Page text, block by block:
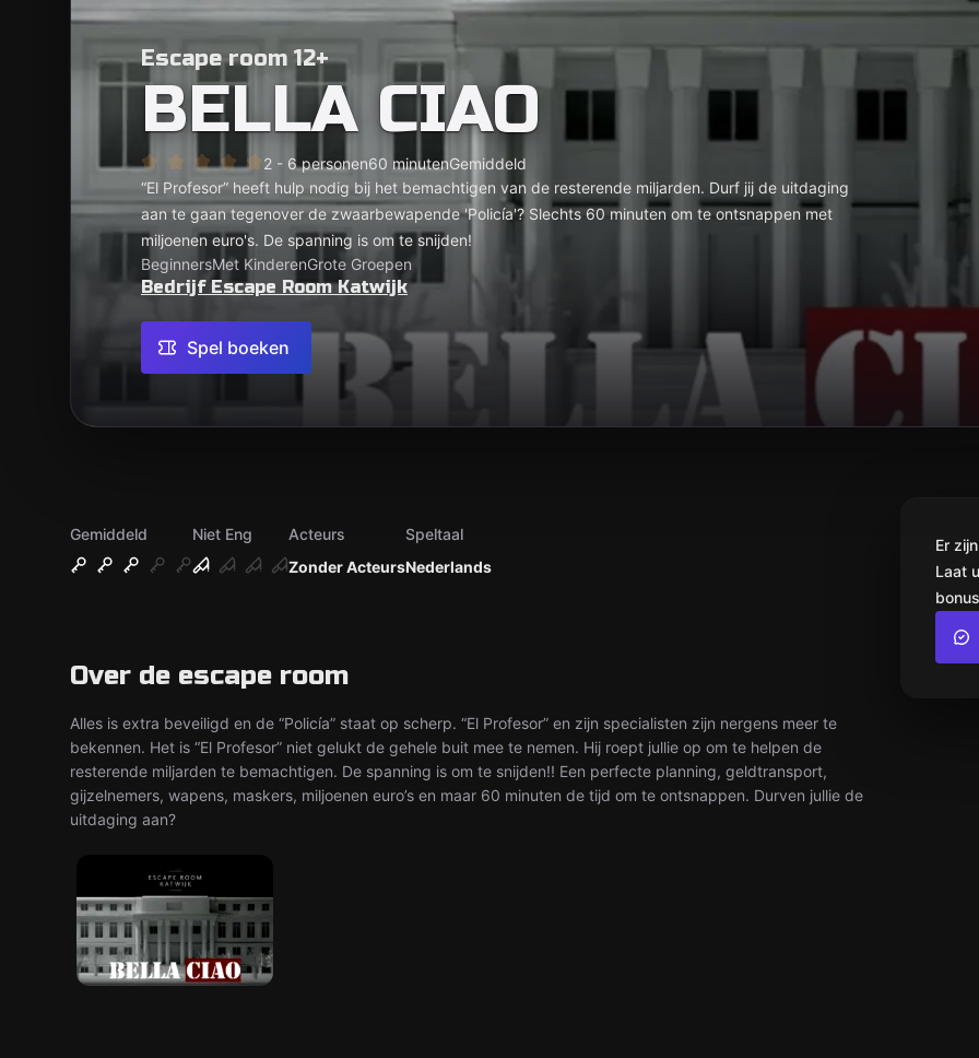
Escape room 12+
BELLA CIAO
2 - 6 personen60 minutenGemiddeld
“El Profesor” heeft hulp nodig bij het bemachtigen van de resterende miljarden. Durf jij de uitdaging
aan te gaan tegenover de zwaarbewapende 'Policía'? Slechts 60 minuten om te ontsnappen met
miljoenen euro's. De spanning is om te snijden!
BeginnersMet KinderenGrote Groepen
Bedrijf Escape Room Katwijk
Spel boeken
Gemiddeld
Niet Eng
Zonder Acteurs
Acteurs
Nederlands
Speltaal
Over de escape room
Alles is extra beveiligd en de “Policía” staat op scherp. “El Profesor” en zijn specialisten zijn nergens meer te
bekennen. Het is “El Profesor” niet gelukt de gehele buit mee te nemen. Hij roept jullie op om te helpen de
resterende miljarden te bemachtigen. De spanning is om te snijden!! Een perfecte planning, geldtransport,
gijzelnemers, wapens, maskers, miljoenen euro’s en maar 60 minuten de tijd om te ontsnappen. Durven jullie de
uitdaging aan?
Er
Laat